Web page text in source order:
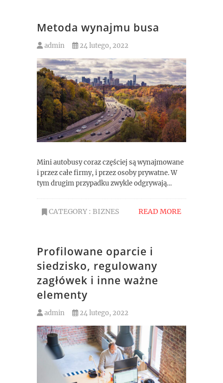
Metoda wynajmu busa
admin 24 lutego, 2022
Mini autobusy coraz częściej są wynajmowane
i przez całe firmy, i przez osoby prywatne. W
tym drugim przypadku zwykle odgrywają…
CATEGORY : BIZNES READ MORE
Profilowane oparcie i
siedzisko, regulowany
zagłówek i inne ważne
elementy
admin 24 lutego, 2022